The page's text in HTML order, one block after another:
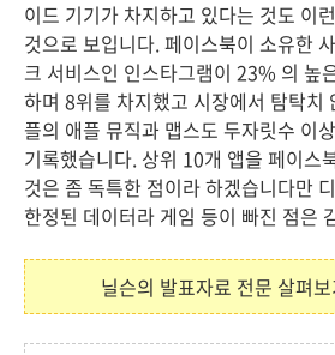
이드 기기가 차지하고 있다는 것도 이
것으로 보입니다. 페이스북이 소유한
크 서비스인 인스타그램이 23% 의 높
하며 8위를 차지했고 시장에서 탐탁치
플의 애플 뮤직과 맵스도 두자릿수 이
기록했습니다. 상위 10개 앱을 페이스
것은 좀 독특한 점이라 하겠습니다만
한정된 데이터라 게임 등이 빠진 점은
닐슨의 발표자료 전문 살펴보